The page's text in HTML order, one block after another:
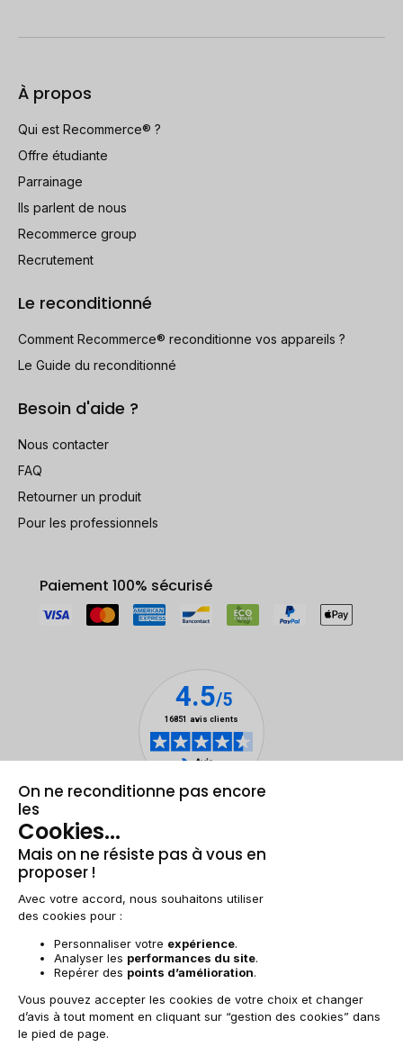
À propos
Qui est Recommerce® ?
Offre étudiante
Parrainage
Ils parlent de nous
Recommerce group
Recrutement
Le reconditionné
Comment Recommerce® reconditionne vos appareils ?
Le Guide du reconditionné
Besoin d'aide ?
Nous contacter
FAQ
Retourner un produit
Pour les professionnels
Paiement 100% sécurisé
Mentions légales & CGU
Conditions générales de venteDonnées personnelles
AccessibilitéPlan du site
BE-FR | €